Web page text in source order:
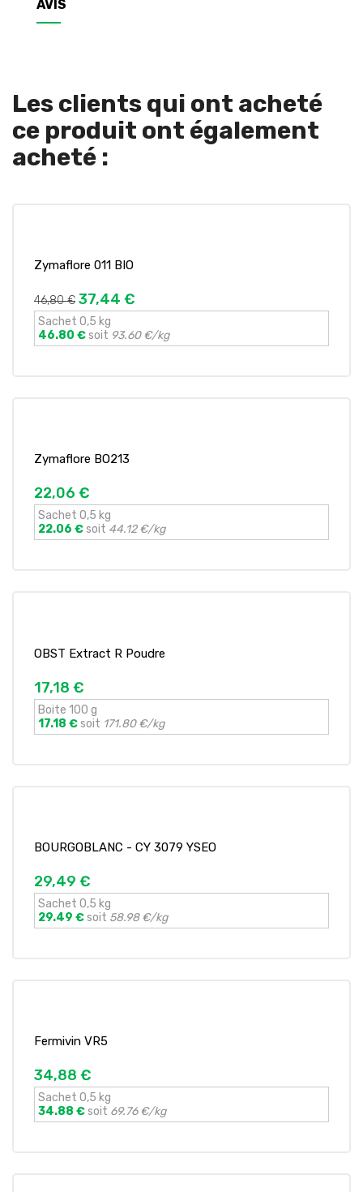
AVIS
Les clients qui ont acheté
ce produit ont également
acheté :
Zymaflore 011 BIO
46,80 € 37,44 €
Sachet 0,5 kg
46.80 €soit 93.60 €/kg
Zymaflore BO213
22,06 €
Sachet 0,5 kg
22.06 €soit 44.12 €/kg
OBST Extract R Poudre
17,18 €
Boite 100 g
17.18 €soit 171.80 €/kg
BOURGOBLANC - CY 3079 YSEO
29,49 €
Sachet 0,5 kg
29.49 €soit 58.98 €/kg
Fermivin VR5
34,88 €
Sachet 0,5 kg
34.88 €soit 69.76 €/kg